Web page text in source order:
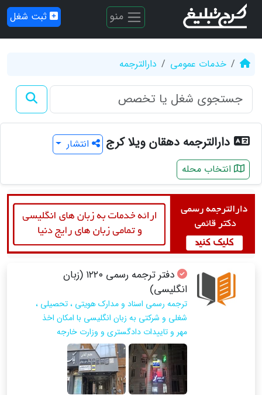
منو ثبت شغل
خدمات عمومی دارالترجمه
دارالترجمه دهقان ویلا کرج
انتشار
انتخاب محله
دفتر ترجمه رسمی ۱۲۲۰ (زبان
انگلیسی)
ترجمه رسمی اسناد و مدارک هویتی ، تحصیلی ،
شغلی و شرکتی به زبان انگلیسی با امکان اخذ
مهر و تاییدات دادگستری و وزارت خارجه